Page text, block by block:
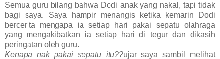
Semua guru bilang bahwa Dodi anak yang nakal, tapi tidak
bagi saya. Saya hampir menangis ketika kemarin Dodi
bercerita mengapa ia setiap hari pakai sepatu olahraga
yang mengakibatkan ia setiap hari di tegur dan dikasih
peringatan oleh guru.
Kenapa nak pakai sepatu itu??ujar saya sambil melihat